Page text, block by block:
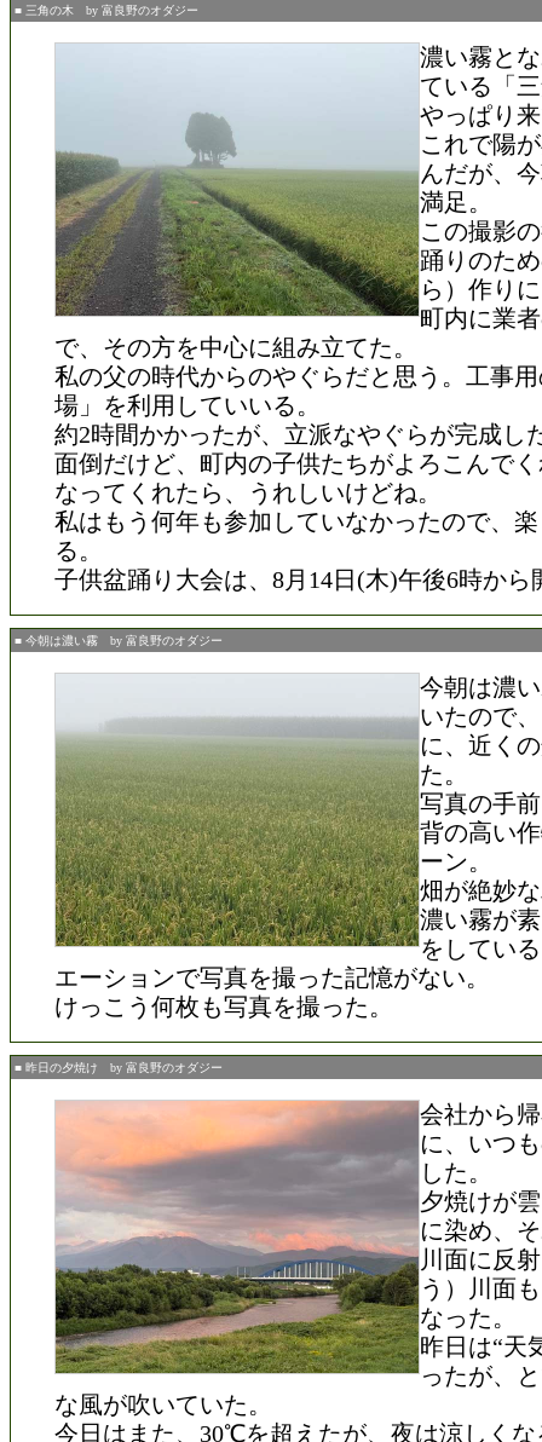
■ 三角の木 by 富良野のオダジー
濃い霧と
ている「
やっぱり
これで陽
んだが、
満足。
この撮影
踊りのた
ら）作り
町内に業
で、その方を中心に組み立てた。
私の父の時代からのやぐらだと思う。工事
場」を利用していいる。
約2時間かかったが、立派なやぐらが完成し
面倒だけど、町内の子供たちがよろこんで
なってくれたら、うれしいけどね。
私はもう何年も参加していなかったので、
る。
子供盆踊り大会は、8月14日(木)午後6時から
■ 今朝は濃い霧 by 富良野のオダジー
今朝は濃
いたので
に、近く
た。
写真の手
背の高い
ーン。
畑が絶妙
濃い霧が
をしてい
エーションで写真を撮った記憶がない。
けっこう何枚も写真を撮った。
■ 昨日の夕焼け by 富良野のオダジー
会社から
に、いつ
した。
夕焼けが
に染め、
川面に反
う）川面
なった。
昨日は“天
ったが、
な風が吹いていた。
今日はまた、30℃を超えたが、夜は涼しく